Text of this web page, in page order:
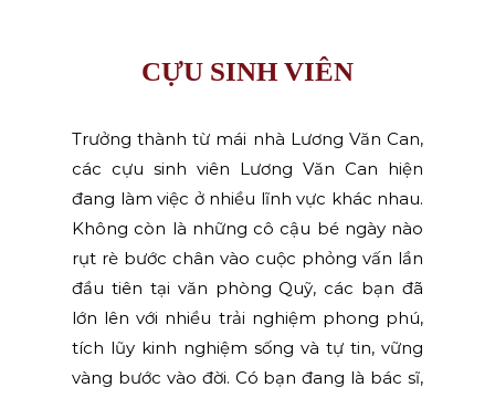
CỰU SINH VIÊN
Trưởng thành từ mái nhà Lương Văn Can,
các cựu sinh viên Lương Văn Can hiện
đang làm việc ở nhiều lĩnh vực khác nhau.
Không còn là những cô cậu bé ngày nào
rụt rè bước chân vào cuộc phỏng vấn lần
đầu tiên tại văn phòng Quỹ, các bạn đã
lớn lên với nhiều trải nghiệm phong phú,
tích lũy kinh nghiệm sống và tự tin, vững
vàng bước vào đời. Có bạn đang là bác sĩ,